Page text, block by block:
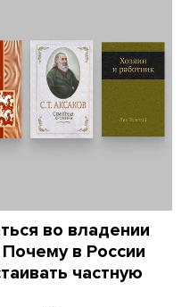
во владении
в России
частную